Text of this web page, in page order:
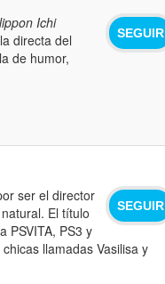
SEGUIR
Ichi
directa del
de humor,
SEGUIR
ser el director
El título
PSVITA, PS3 y
llamadas Vasilisa y